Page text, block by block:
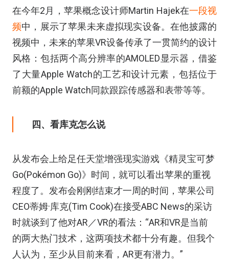
在今年2月，苹果概念设计师Martin Hajek在一段视
频中，展示了苹果未来虚拟现实设备。在他披露的
视频中，未来的苹果VR设备传承了一贯简约的设计
风格：包括两个高分辨率的AMOLED显示器，借鉴
了大量Apple Watch的工艺和设计元素，包括位于
前额的Apple Watch同款跟踪传感器和表带等等。
四、看库克怎么说
从发布会上给足任天堂增强现实游戏《精灵宝可梦
Go(Pokémon Go)》时间，就可以看出苹果的重视
程度了。发布会刚刚结束才一周的时间，苹果公司
CEO蒂姆·库克(Tim Cook)在接受ABC News的采访
时就谈到了他对AR／VR的看法：“AR和VR是当前
的两大热门技术，这两项技术都十分有趣。但我个
人认为，至少从目前来看，AR更有潜力。”